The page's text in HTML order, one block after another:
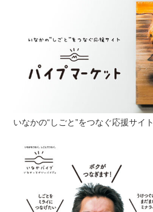
いなかの“しごと”をつなぐ応援サイト